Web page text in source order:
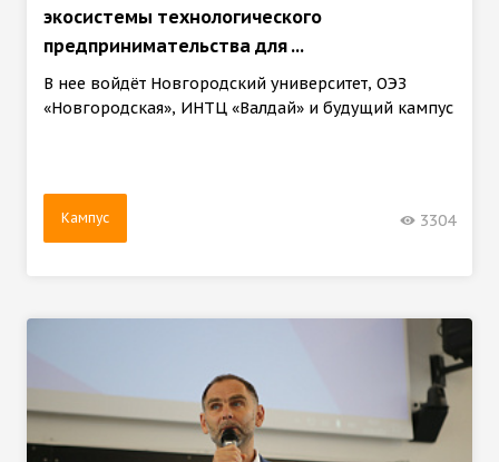
экосистемы технологического
предпринимательства для ...
В нее войдёт Новгородский университет, ОЭЗ
«Новгородская», ИНТЦ «Валдай» и будущий кампус
Кампус 3304